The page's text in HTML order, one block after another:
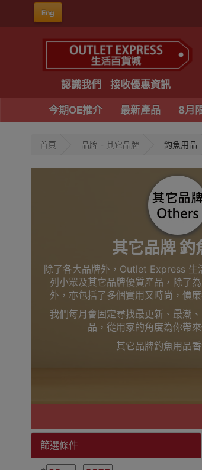
Eng
認識我們 接收優惠資訊
今期OE推介 最新產品 8月
首頁 品牌 - 其它品牌 釣魚用品
其它品牌 釣
除了各大品牌外，Outlet Express 生
列小眾及其它品牌優質產品，除了
外，亦包括了多個實用又時尚，價
我們每月會固定尋找最更新、最潮
品，從用家的角度為你帶
其它品牌釣魚用品
篩選條件